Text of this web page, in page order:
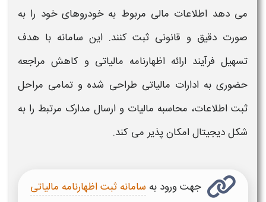
می دهد اطلاعات مالی مربوط بهخودروهایخود را به
صورت دقیق و قانونی ثبت کنند. این سامانهبا هدف
تسهیل فرآیند ارائه اظهارنامه مالیاتی و کاهش مراجعه
حضوری به ادارات مالیاتی طراحی شده و تمامی مراحل
ثبت اطلاعات، محاسبه مالیات و ارسال مدارک مرتبط را به
شکل دیجیتال امکان پذیر می کند.
جهت ورود به سامانه ثبت اظهارنامه مالیاتی